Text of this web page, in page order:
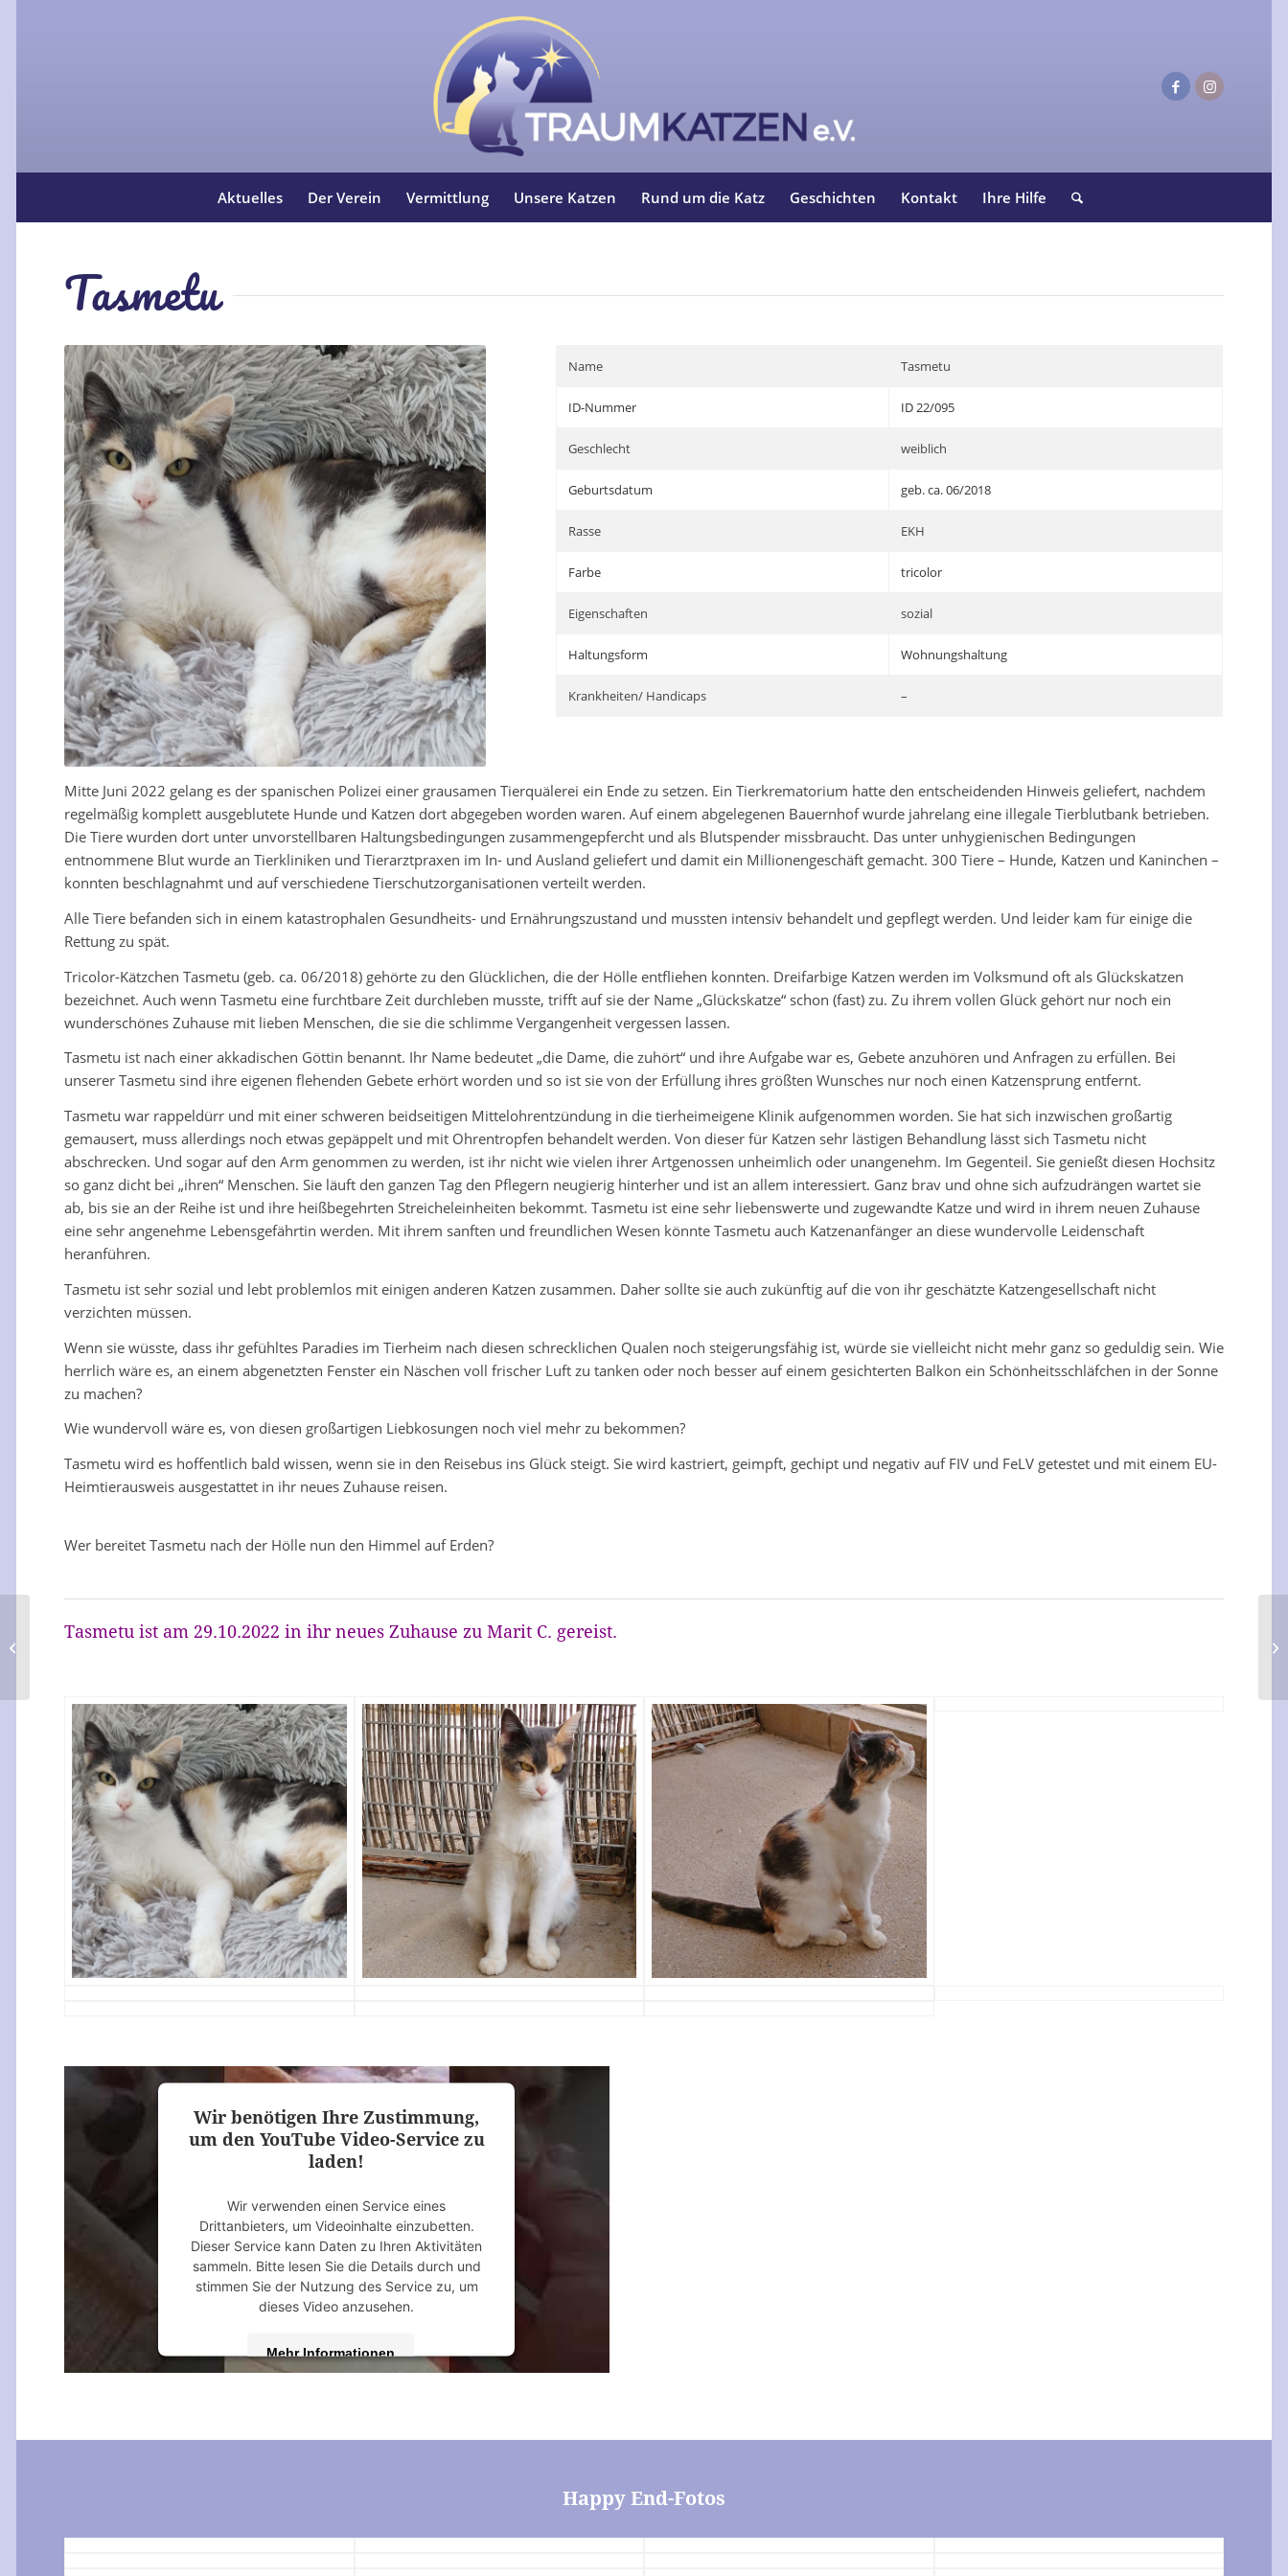
Aktuelles Der Verein Vermittlung Unsere Katzen Rund um die Katz Geschichten Kontakt Ihre Hilfe
Tasmetu
Name Tasmetu
ID-Nummer ID 22/095
Geschlecht weiblich
Geburtsdatum geb. ca. 06/2018
Rasse EKH
Farbe tricolor
Eigenschaften sozial
Haltungsform Wohnungshaltung
Krankheiten/ Handicaps –
Mitte Juni 2022 gelang es der spanischen Polizei einer grausamen Tierquälerei ein Ende zu setzen. Ein Tierkrematorium hatte den entscheidenden Hinweis geliefert, nachdem
regelmäßig komplett ausgeblutete Hunde und Katzen dort abgegeben worden waren. Auf einem abgelegenen Bauernhof wurde jahrelang eine illegale Tierblutbank betrieben.
Die Tiere wurden dort unter unvorstellbaren Haltungsbedingungen zusammengepfercht und als Blutspender missbraucht. Das unter unhygienischen Bedingungen
entnommene Blut wurde an Tierkliniken und Tierarztpraxen im In- und Ausland geliefert und damit ein Millionengeschäft gemacht. 300 Tiere – Hunde, Katzen und Kaninchen –
konnten beschlagnahmt und auf verschiedene Tierschutzorganisationen verteilt werden.
Alle Tiere befanden sich in einem katastrophalen Gesundheits- und Ernährungszustand und mussten intensiv behandelt und gepflegt werden. Und leider kam für einige die
Rettung zu spät.
Tricolor-Kätzchen Tasmetu (geb. ca. 06/2018) gehörte zu den Glücklichen, die der Hölle entfliehen konnten. Dreifarbige Katzen werden im Volksmund oft als Glückskatzen
bezeichnet. Auch wenn Tasmetu eine furchtbare Zeit durchleben musste, trifft auf sie der Name „Glückskatze“ schon (fast) zu. Zu ihrem vollen Glück gehört nur noch ein
wunderschönes Zuhause mit lieben Menschen, die sie die schlimme Vergangenheit vergessen lassen.
Tasmetu ist nach einer akkadischen Göttin benannt. Ihr Name bedeutet „die Dame, die zuhört“ und ihre Aufgabe war es, Gebete anzuhören und Anfragen zu erfüllen. Bei
unserer Tasmetu sind ihre eigenen flehenden Gebete erhört worden und so ist sie von der Erfüllung ihres größten Wunsches nur noch einen Katzensprung entfernt.
Tasmetu war rappeldürr und mit einer schweren beidseitigen Mittelohrentzündung in die tierheimeigene Klinik aufgenommen worden. Sie hat sich inzwischen großartig
gemausert, muss allerdings noch etwas gepäppelt und mit Ohrentropfen behandelt werden. Von dieser für Katzen sehr lästigen Behandlung lässt sich Tasmetu nicht
abschrecken. Und sogar auf den Arm genommen zu werden, ist ihr nicht wie vielen ihrer Artgenossen unheimlich oder unangenehm. Im Gegenteil. Sie genießt diesen Hochsitz
so ganz dicht bei „ihren“ Menschen. Sie läuft den ganzen Tag den Pflegern neugierig hinterher und ist an allem interessiert. Ganz brav und ohne sich aufzudrängen wartet sie
ab, bis sie an der Reihe ist und ihre heißbegehrten Streicheleinheiten bekommt. Tasmetu ist eine sehr liebenswerte und zugewandte Katze und wird in ihrem neuen Zuhause
eine sehr angenehme Lebensgefährtin werden. Mit ihrem sanften und freundlichen Wesen könnte Tasmetu auch Katzenanfänger an diese wundervolle Leidenschaft
heranführen.
Tasmetu ist sehr sozial und lebt problemlos mit einigen anderen Katzen zusammen. Daher sollte sie auch zukünftig auf die von ihr geschätzte Katzengesellschaft nicht
verzichten müssen.
Wenn sie wüsste, dass ihr gefühltes Paradies im Tierheim nach diesen schrecklichen Qualen noch steigerungsfähig ist, würde sie vielleicht nicht mehr ganz so geduldig sein. Wie
herrlich wäre es, an einem abgenetzten Fenster ein Näschen voll frischer Luft zu tanken oder noch besser auf einem gesichterten Balkon ein Schönheitsschläfchen in der Sonne
zu machen?
Wie wundervoll wäre es, von diesen großartigen Liebkosungen noch viel mehr zu bekommen?
Tasmetu wird es hoffentlich bald wissen, wenn sie in den Reisebus ins Glück steigt. Sie wird kastriert, geimpft, gechipt und negativ auf FIV und FeLV getestet und mit einem EU-
Heimtierausweis ausgestattet in ihr neues Zuhause reisen.
Wer bereitet Tasmetu nach der Hölle nun den Himmel auf Erden?
Tasmetu ist am 29.10.2022 in ihr neues Zuhause zu Marit C. gereist.
Wir benötigen Ihre Zustimmung,
um den YouTube Video-Service zu
laden!
Wir verwenden einen Service eines
Drittanbieters, um Videoinhalte einzubetten.
Dieser Service kann Daten zu Ihren Aktivitäten
sammeln. Bitte lesen Sie die Details durch und
stimmen Sie der Nutzung des Service zu, um
dieses Video anzusehen.
Mehr Informationen
powered byUsercentrics Consent Management
Happy End-Fotos